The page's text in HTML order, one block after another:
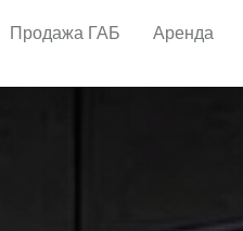
Продажа ГАБ Аренда